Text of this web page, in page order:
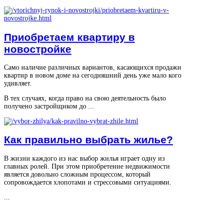
Приобретаем квартиру в
новостройке
Само наличие различных вариантов, касающихся продажи
квартир в новом доме на сегодняшний день уже мало кого
удивляет.
В тех случаях, когда право на свою деятельность было
получено застройщиком до ...
Как правильно выбрать жилье?
В жизни каждого из нас выбор жилья играет одну из
главных ролей. При этом приобретение недвижимости
является довольно сложным процессом, который
сопровождается хлопотами и стрессовыми ситуациями.